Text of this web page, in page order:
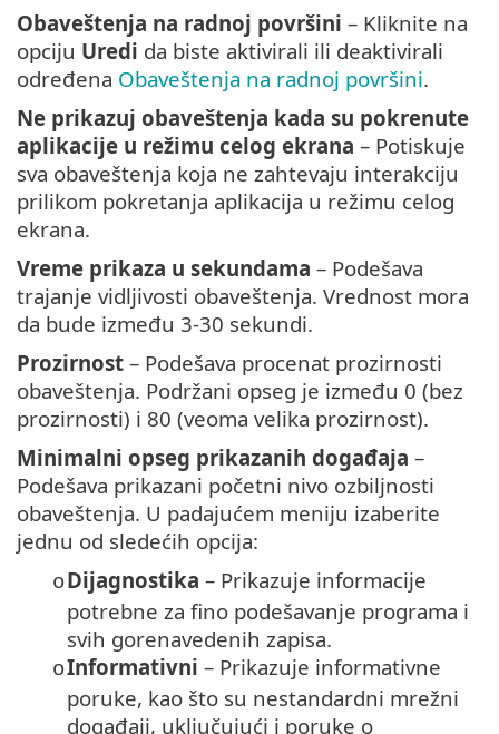
Obaveštenja na radnoj površini – Kliknite na
opciju Uredi da biste aktivirali ili deaktivirali
određena Obaveštenja na radnoj površini.
Ne prikazuj obaveštenja kada su pokrenute
aplikacije u režimu celog ekrana – Potiskuje
sva obaveštenja koja ne zahtevaju interakciju
prilikom pokretanja aplikacija u režimu celog
ekrana.
Vreme prikaza u sekundama – Podešava
trajanje vidljivosti obaveštenja. Vrednost mora
da bude između 3-30 sekundi.
Prozirnost – Podešava procenat prozirnosti
obaveštenja. Podržani opseg je između 0 (bez
prozirnosti) i 80 (veoma velika prozirnost).
Minimalni opseg prikazanih događaja –
Podešava prikazani početni nivo ozbiljnosti
obaveštenja. U padajućem meniju izaberite
jednu od sledećih opcija:
oDijagnostika – Prikazuje informacije
potrebne za fino podešavanje programa i
svih gorenavedenih zapisa.
oInformativni – Prikazuje informativne
poruke, kao što su nestandardni mrežni
događaji, uključujući i poruke o